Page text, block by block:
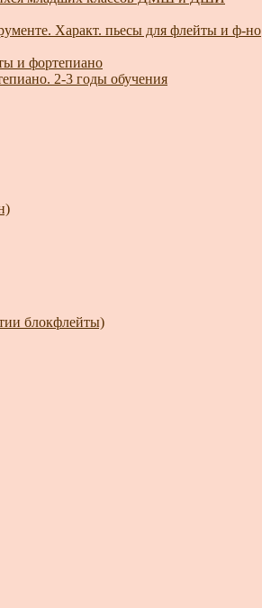
Характ. пьесы для флейты и ф-но
и фортепиано
2-3 годы обучения
блокфлейты)